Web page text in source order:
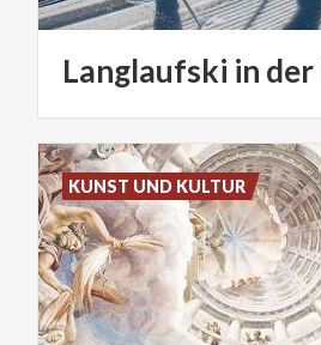
Langlaufski in der
KUNST UND KULTUR